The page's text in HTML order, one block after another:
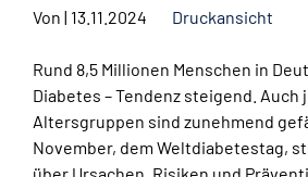
Von | 13.11.2024 Druckansicht
Rund 8,5 Millionen Menschen in
Diabetes – Tendenz steigend. Auch
Altersgruppen sind zunehmend
November, dem Weltdiabetestag,